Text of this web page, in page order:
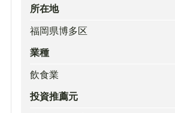
所在地
福岡県博多区
業種
飲食業
投資推薦元